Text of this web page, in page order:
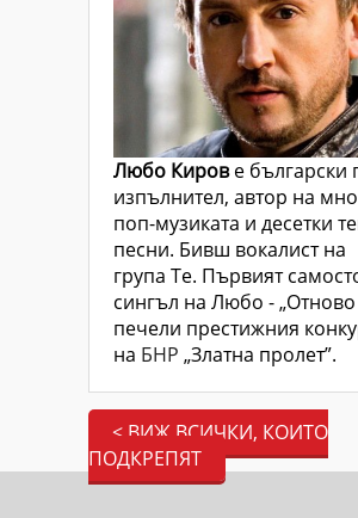
Любо Кирове български
изпълнител, автор на
поп-музиката и десетки
песни. Бивш вокалист на
група Те. Първият
сингъл на Любо -
печели престижния
на БНР „Златна пролет”.
< ВИЖ ВСИЧКИ, КОИТО
ПОДКРЕПЯТ